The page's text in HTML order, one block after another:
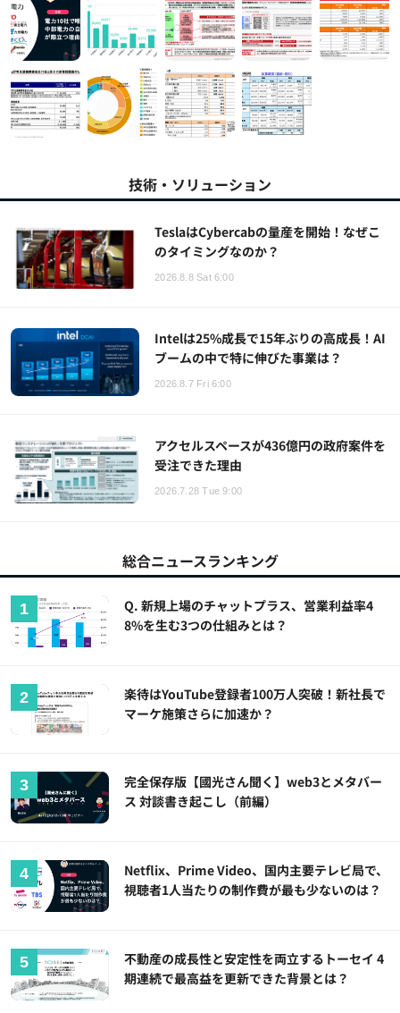
技術・ソリューション
TeslaはCybercabの量産を開始！なぜこ
のタイミングなのか？
2026.8.8 Sat 6:00
Intelは25%成長で15年ぶりの高成長！AI
ブームの中で特に伸びた事業は？
2026.8.7 Fri 6:00
アクセルスペースが436億円の政府案件を
受注できた理由
2026.7.28 Tue 9:00
総合ニュースランキング
Q. 新規上場のチャットプラス、営業利益率4
8%を生む3つの仕組みとは？
楽待はYouTube登録者100万人突破！新社長で
マーケ施策さらに加速か？
完全保存版【國光さん聞く】web3とメタバー
ス 対談書き起こし（前編）
Netflix、Prime Video、国内主要テレビ局で、
視聴者1人当たりの制作費が最も少ないのは？
不動産の成長性と安定性を両立するトーセイ 4
期連続で最高益を更新できた背景とは？